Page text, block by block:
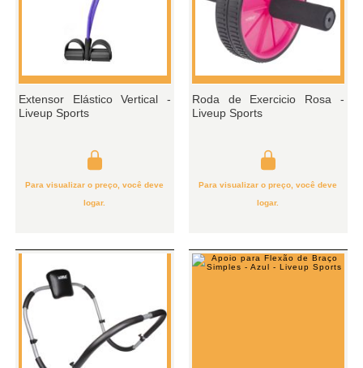
Extensor Elástico Vertical -
Liveup Sports
Para visualizar o preço, você deve
logar.
Roda de Exercicio Rosa -
Liveup Sports
Para visualizar o preço, você deve
logar.